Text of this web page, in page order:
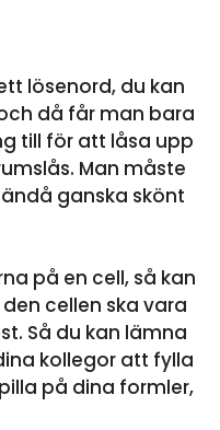
lösenord, du kan
då får man bara
till för att låsa upp
Man måste
ganska skönt
på en cell, så kan
cellen ska vara
Så du kan lämna
kollegor att fylla
på dina formler,